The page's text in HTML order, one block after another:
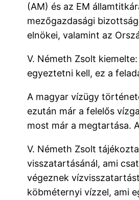
(AM) és az EM
mezőgazdasági
elnökei, valamint az
V. Németh Zsolt
egyeztetni kell, ez a
A magyar vízügy
ezután már a felelős
most már a megtartása.
V. Németh Zsolt
visszatartásánál, ami
végeznek
köbméternyi vízzel, ami